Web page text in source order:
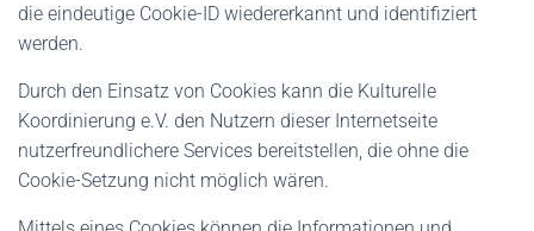
die eindeutige Cookie-ID wiedererkannt und identifiziert
werden.
Durch den Einsatz von Cookies kann die Kulturelle
Koordinierung e.V. den Nutzern dieser Internetseite
nutzerfreundlichere Services bereitstellen, die ohne die
Cookie-Setzung nicht möglich wären.